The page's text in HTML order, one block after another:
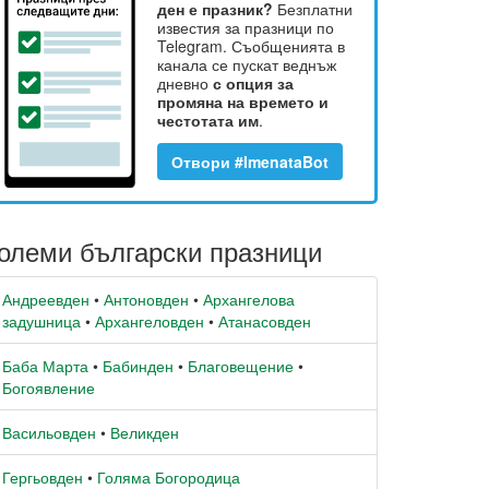
ден е празник? Безплатни
известия за празници по
Telegram. Съобщенията в
канала се пускат веднъж
дневно с опция за
промяна на времето и
честотата им.
Отвори #ImenataBot
български празници
Андреевден • Антоновден • Архангелова
задушница • Архангеловден • Атанасовден
Баба Марта • Бабинден • Благовещение •
Богоявление
Васильовден • Великден
Гергьовден • Голяма Богородица